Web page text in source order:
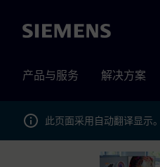
Siemens
产品与服务 解决方案
此页面采用自动翻译显示。